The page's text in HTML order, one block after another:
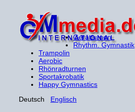
Gerätturnen
Rhythm. Gymnastik
Trampolin
Aerobic
Rhönradturnen
Sportakrobatik
Happy Gymnastics
Deutsch Englisch